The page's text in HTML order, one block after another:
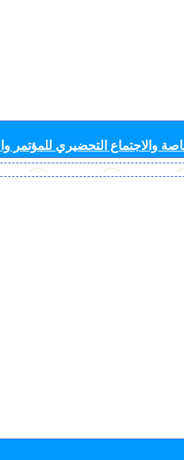
والاجتماع التحضيري للمؤتمر